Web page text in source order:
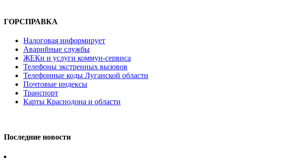
ГОРСПРАВКА
Налоговая информирует
Аварийные службы
ЖЕКи и услуги коммун-сервиса
Телефоны экстренных вызовов
Телефонные коды Луганской области
Почтовые индексы
Транспорт
Карты Краснодона и области
Последние новости